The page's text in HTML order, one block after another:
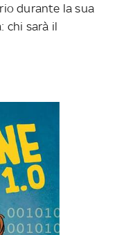
durante la sua
chi sarà il